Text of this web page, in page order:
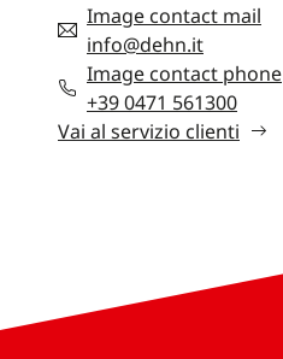
Image contact mail
info@dehn.it
Image contact phone
+39 0471 561300
Vai al servizio clienti